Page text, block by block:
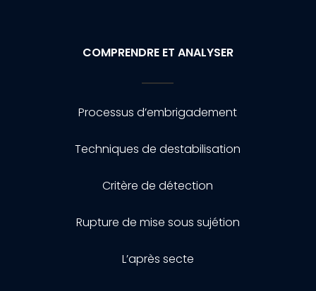
COMPRENDRE ET ANALYSER
Processus d’embrigadement
Techniques de destabilisation
Critère de détection
Rupture de mise sous sujétion
L’après secte